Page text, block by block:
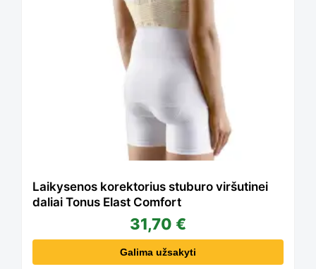
Laikysenos korektorius stuburo viršutinei
daliai Tonus Elast Comfort
31,70 €
Galima užsakyti